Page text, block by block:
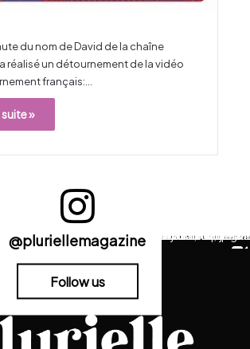
du nom de David de la chaîne
réalisé un détournement de la vidéo
français:…
suite »
@pluriellemagazine
Follow us